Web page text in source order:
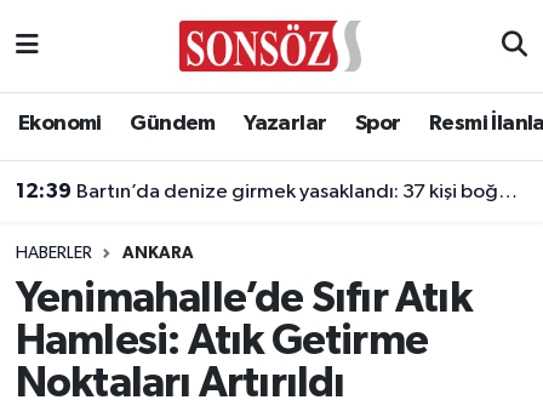
Ekonomi Gündem Yazarlar Spor Resmi
12:39 Bartın’da denize girmek yasaklandı: 37 kişi boğulmaktan kurtarıldı
HABERLER ANKARA
Yenimahalle’de Sıfır Atık
Hamlesi: Atık Getirme
Noktaları Artırıldı
Asayiş
Biyografi
Çevre
Diğer
Ankara Nöbetçi Eczaneler
Ankara Trafik Yoğunluk Haritası
Süper Lig Puan Durumu ve Fikstür
Tüm Manşetler